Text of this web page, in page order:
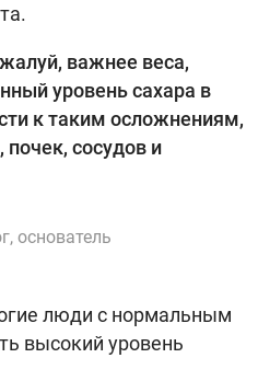
важнее веса,
уровень сахара в
к таким осложнениям,
почек, сосудов и
основатель
люди с нормальным
высокий уровень